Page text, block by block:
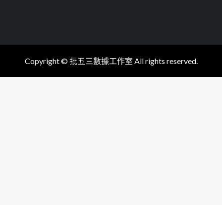
Copyright © 批五三數據工作室 All rights reserved.